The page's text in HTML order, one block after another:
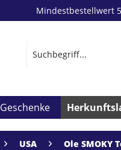
Mindestbestellwert
Geschenke
USA Ole SMOKY